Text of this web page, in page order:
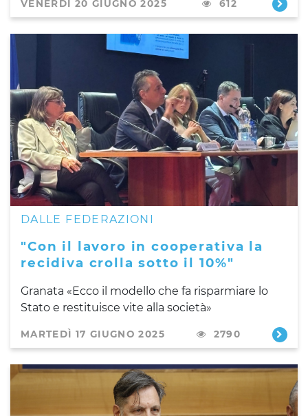
VENERDÌ 20 GIUGNO 2025 612
DALLE FEDERAZIONI
"Con il lavoro in cooperativa la
recidiva crolla sotto il 10%"
Granata «Ecco il modello che fa risparmiare lo
Stato e restituisce vite alla società»
MARTEDÌ 17 GIUGNO 2025 2790